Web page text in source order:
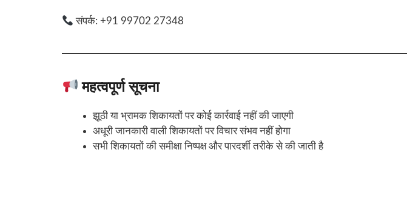
संपर्क: +91 99702 27348
महत्वपूर्ण सूचना
झूठी या भ्रामक शिकायतों पर कोई कार्रवाई नहीं की जाएगी
अधूरी जानकारी वाली शिकायतों पर विचार संभव नहीं होगा
सभी शिकायतों की समीक्षा निष्पक्ष और पारदर्शी तरीके से की जाती है